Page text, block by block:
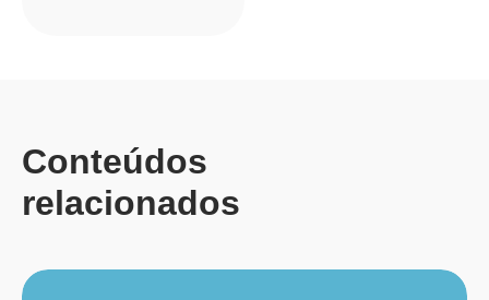
Conteúdos
relacionados